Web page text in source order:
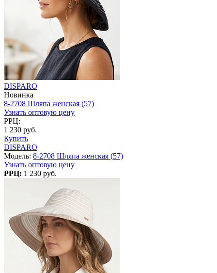
DISPARO
Новинка
8-2708 Шляпа женская (57)
Узнать оптовую цену
РРЦ:
1 230 руб.
Купить
DISPARO
Модель: 8-2708 Шляпа женская (57)
Узнать оптовую цену
РРЦ: 1 230 руб.